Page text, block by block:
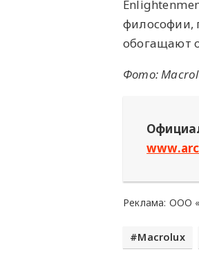
философии,
обогащают
Фото:
Реклама: ООО
Macrolux